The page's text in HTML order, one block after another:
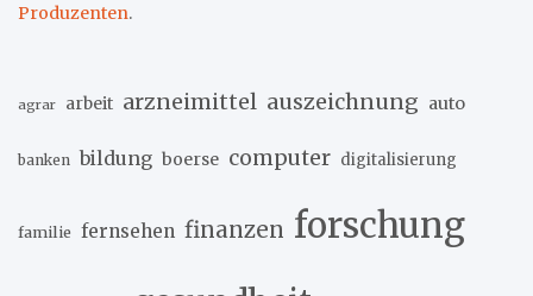
Produzenten.
agrar arbeit arzneimittel auszeichnung auto
banken bildung boerse computer digitalisierung
familie fernsehen finanzen forschung